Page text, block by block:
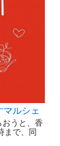
ルシェ
おうと、香
まで、同